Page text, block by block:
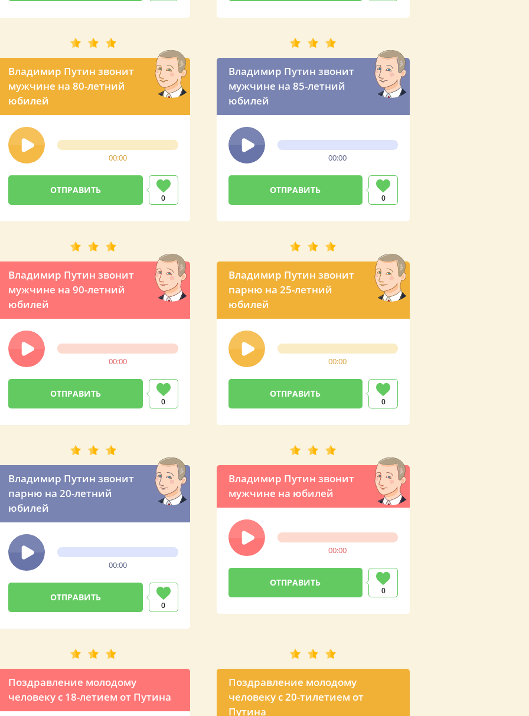
Владимир Путин звонит
мужчине на 80-летний
юбилей
00:00
0
Владимир Путин звонит
мужчине на 85-летний
юбилей
00:00
0
Владимир Путин звонит
мужчине на 90-летний
юбилей
00:00
0
Владимир Путин звонит
парню на 25-летний
юбилей
00:00
0
Владимир Путин звонит
парню на 20-летний
юбилей
00:00
0
Владимир Путин звонит
мужчине на юбилей
00:00
0
Поздравление молодому
человеку с 18-летием от Путина
Поздравление молодому
человеку с 20-тилетием от
Путина